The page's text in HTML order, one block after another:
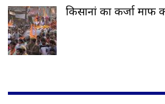
किसानां का कर्जा माफ